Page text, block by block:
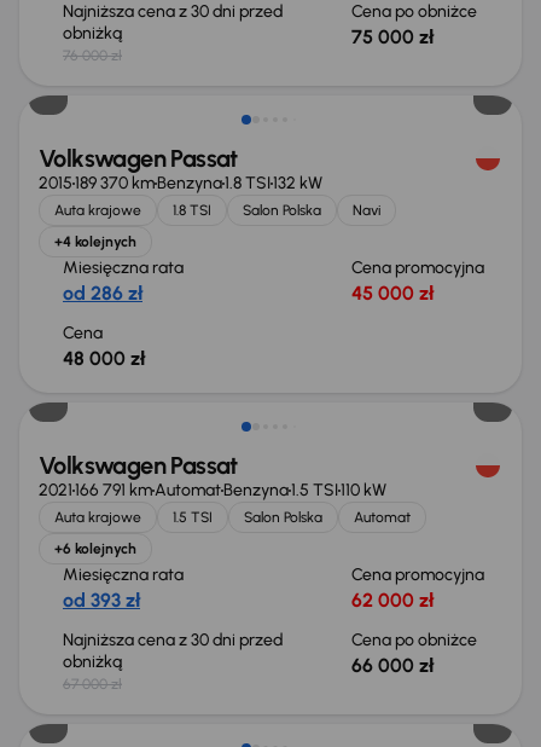
Najniższa cena z 30 dni przed
obniżką
76 000 zł
Cena po obniżce
75 000 zł
Volkswagen Passat
2015189 370 kmBenzyna1.8 TSI132 kW
Auta krajowe 1.8 TSI Salon Polska
Navi
+4 kolejnych
Miesięczna rata
od 286 zł
Cena promocyjna
45 000 zł
Cena
48 000 zł
Taniej o 1 000 zł
Volkswagen Passat
2021166 791 kmAutomatBenzyna1.5 TSI110 kW
Auta krajowe 1.5 TSI Salon Polska
Automat
+6 kolejnych
Miesięczna rata
od 393 zł
Cena promocyjna
62 000 zł
Najniższa cena z 30 dni przed
obniżką
67 000 zł
Cena po obniżce
66 000 zł
Możliwość odliczenia VAT